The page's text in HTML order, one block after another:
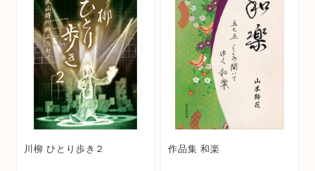
川柳 ひとり歩き２ 作品集 和楽